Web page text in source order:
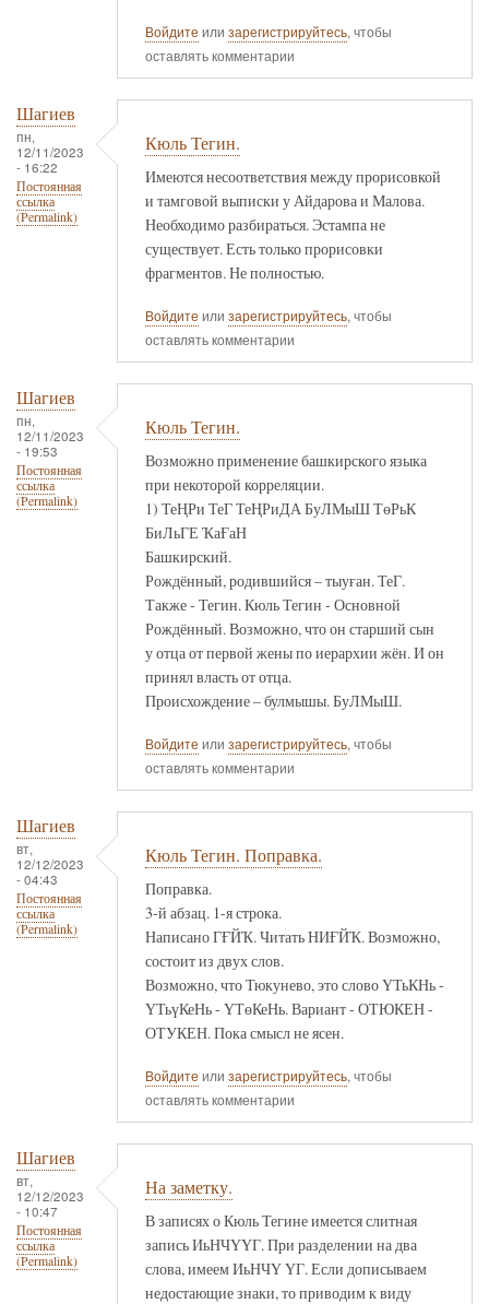
Войдите или зарегистрируйтесь, чтобы
оставлять комментарии
Шагиев
пн,
12/11/2023
- 16:22
Постоянная
ссылка
(Permalink)
Кюль Тегин.
Имеются несоответствия между прорисовкой
и тамговой выписки у Айдарова и Малова.
Необходимо разбираться. Эстампа не
существует. Есть только прорисовки
фрагментов. Не полностью.
Войдите или зарегистрируйтесь, чтобы
оставлять комментарии
Шагиев
пн,
12/11/2023
- 19:53
Постоянная
ссылка
(Permalink)
Кюль Тегин.
Возможно применение башкирского языка
при некоторой корреляции.
1) ТеҢРи ТеГ ТеҢРиДА БуЛМыШ ТөРьК
БиЛьГЕ ҠаҒаН
Башкирский.
Рождённый, родившийся – тыуған. ТеГ.
Также - Тегин. Кюль Тегин - Основной
Рождённый. Возможно, что он старший сын
у отца от первой жены по иерархии жён. И он
принял власть от отца.
Происхождение – булмышы. БуЛМыШ.
Войдите или зарегистрируйтесь, чтобы
оставлять комментарии
Шагиев
вт,
12/12/2023
- 04:43
Постоянная
ссылка
(Permalink)
Кюль Тегин. Поправка.
Поправка.
3-й абзац. 1-я строка.
Написано ГҒЙҠ. Читать НИҒЙҠ. Возможно,
состоит из двух слов.
Возможно, что Тюкунево, это слово ҮТьКНь -
ҮТьүКеНь - ҮТөКеНь. Вариант - ОТЮКЕН -
ОТУКЕН. Пока смысл не ясен.
Войдите или зарегистрируйтесь, чтобы
оставлять комментарии
Шагиев
вт,
12/12/2023
- 10:47
Постоянная
ссылка
(Permalink)
На заметку.
В записях о Кюль Тегине имеется слитная
запись ИьНЧҮҮГ. При разделении на два
слова, имеем ИьНЧҮ ҮГ. Если дописываем
недостающие знаки, то приводим к виду